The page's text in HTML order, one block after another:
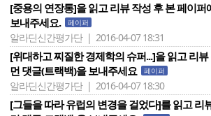
[중용의 연장통]을 읽고 리뷰 작성 후 본 페이퍼
보내주세요.
페이퍼
알라딘신간평가단 | 2016-04-07 18:31
[위대하고 찌질한 경제학의 슈퍼...]을 읽고 리
먼 댓글(트랙백)을 보내주세요
페이퍼
알라딘신간평가단 | 2016-04-07 18:30
[그들을 따라 유럽의 변경을 걸었다]를 읽고 리